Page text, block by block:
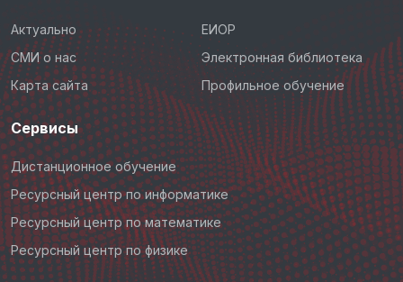
Актуально
ЕИОР
СМИ о нас
Электронная библиотека
Карта сайта
Профильное обучение
Сервисы
Дистанционное обучение
Ресурсный центр по информатике
Ресурсный центр по математике
Ресурсный центр по физике